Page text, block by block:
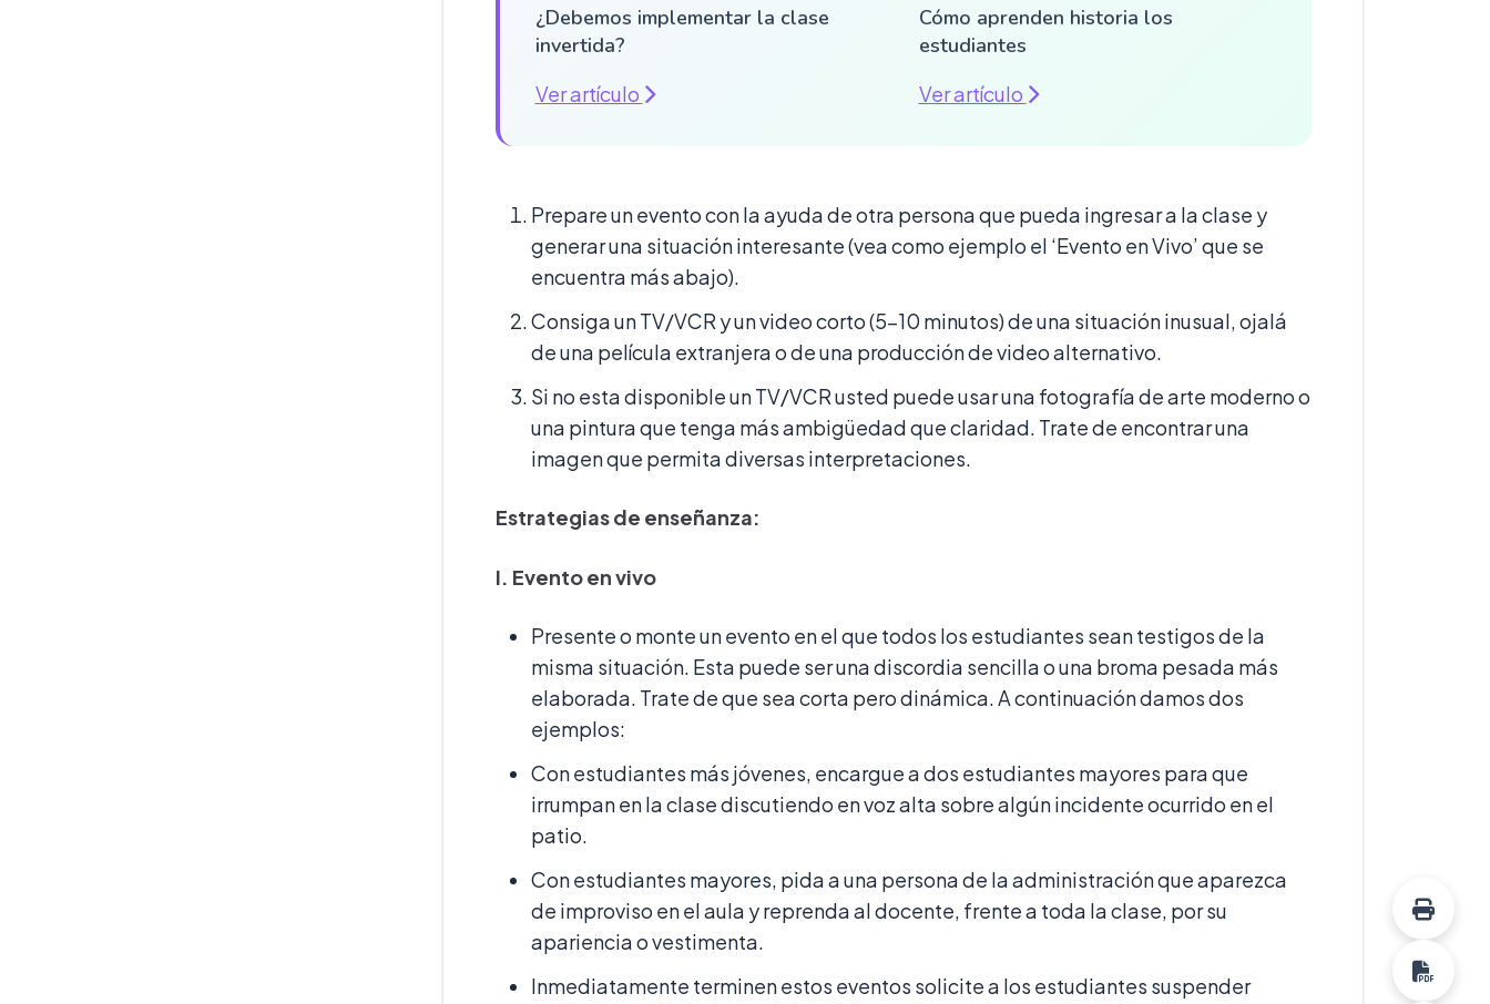
¿Debemos implementar la clase
invertida?
Ver artículo
Cómo aprenden historia los
estudiantes
Ver artículo
Prepare un evento con la ayuda de otra persona que pueda ingresar a la clase y
generar una situación interesante (vea como ejemplo el ‘Evento en Vivo’ que se
encuentra más abajo).
Consiga un TV/VCR y un video corto (5-10 minutos) de una situación inusual, ojalá
de una película extranjera o de una producción de video alternativo.
Si no esta disponible un TV/VCR usted puede usar una fotografía de arte moderno o
una pintura que tenga más ambigüedad que claridad. Trate de encontrar una
imagen que permita diversas interpretaciones.
Estrategias de enseñanza:
I. Evento en vivo
Presente o monte un evento en el que todos los estudiantes sean testigos de la
misma situación. Esta puede ser una discordia sencilla o una broma pesada más
elaborada. Trate de que sea corta pero dinámica. A continuación damos dos
ejemplos:
Con estudiantes más jóvenes, encargue a dos estudiantes mayores para que
irrumpan en la clase discutiendo en voz alta sobre algún incidente ocurrido en el
patio.
Con estudiantes mayores, pida a una persona de la administración que aparezca
de improviso en el aula y reprenda al docente, frente a toda la clase, por su
apariencia o vestimenta.
Inmediatamente terminen estos eventos solicite a los estudiantes suspender